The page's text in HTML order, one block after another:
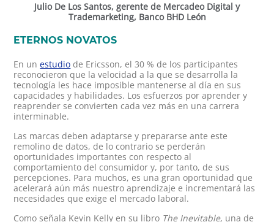
Julio De Los Santos, gerente de Mercadeo Digital y
Trademarketing, Banco BHD León
ETERNOS NOVATOS
En unestudio de Ericsson, el 30 % de los participantes
reconocieron que la velocidad a la que se desarrolla la
tecnología les hace imposible mantenerse al día en sus
capacidades y habilidades. Los esfuerzos por aprender y
reaprender se convierten cada vez más en una carrera
interminable.
Las marcas deben adaptarse y prepararse ante este
remolino de datos, de lo contrario se perderán
oportunidades importantes con respecto al
comportamiento del consumidor y, por tanto, de sus
percepciones. Para muchos, es una gran oportunidad que
acelerará aún más nuestro aprendizaje e incrementará las
necesidades que exige el mercado laboral.
Como señala Kevin Kelly en su libro The Inevitable, una de